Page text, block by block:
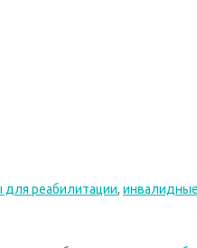
для реабилитации,